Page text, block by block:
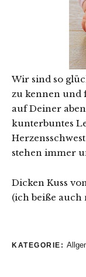
Wir sind so
zu kennen und
auf Deiner
kunterbuntes
stehen immer
Dicken Kuss
(ich beiße auch
KATEGORIE: